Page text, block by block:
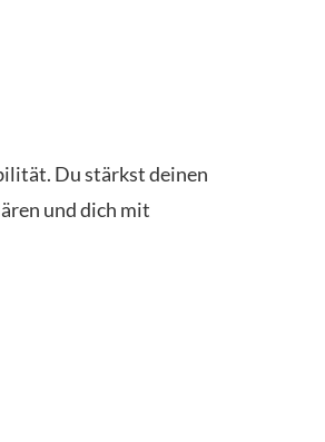
Du stärkst deinen
und dich mit